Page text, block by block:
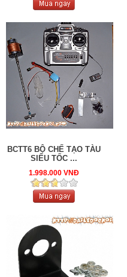
BCTT6 BỘ CHẾ TẠO TÀU
SIÊU TỐC ...
1.998.000 VNĐ